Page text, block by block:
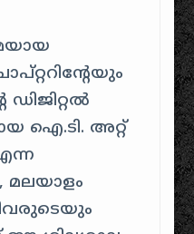
ഡിജിറ്റൽ
ഐ.ടി. അറ്റ്
മലയാളം